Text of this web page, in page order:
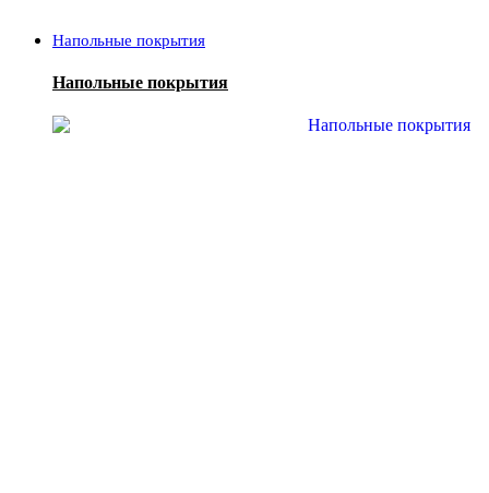
Напольные покрытия
Напольные покрытия